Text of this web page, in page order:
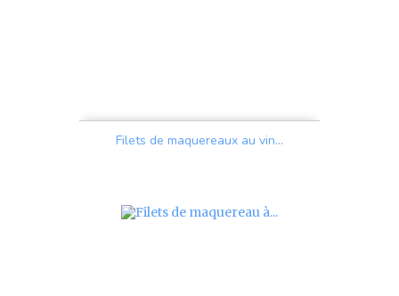
Filets de maquereaux au vin...